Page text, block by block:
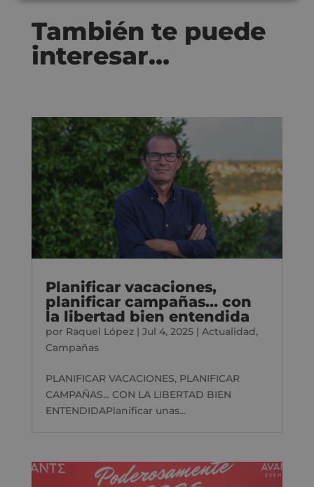
También te puede
interesar…
Planificar vacaciones,
planificar campañas… con
la libertad bien entendida
por Raquel López| Jul 4, 2025| Actualidad,
Campañas
PLANIFICAR VACACIONES, PLANIFICAR
CAMPAÑAS... CON LA LIBERTAD BIEN
ENTENDIDAPlanificar unas...